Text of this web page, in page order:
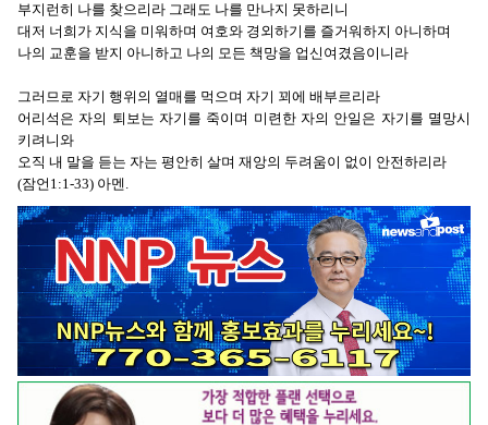
부지런히 나를 찾으리라 그래도 나를 만나지 못하리니
대저 너희가 지식을 미워하며 여호와 경외하기를 즐거워하지 아니하며
나의 교훈을 받지 아니하고 나의 모든 책망을 업신여겼음이니라
그러므로 자기 행위의 열매를 먹으며 자기 꾀에 배부르리라
어리석은 자의 퇴보는 자기를 죽이며 미련한 자의 안일은 자기를 멸망시
키려니와
오직 내 말을 듣는 자는 평안히 살며 재앙의 두려움이 없이 안전하리라
(잠언1:1-33) 아멘.